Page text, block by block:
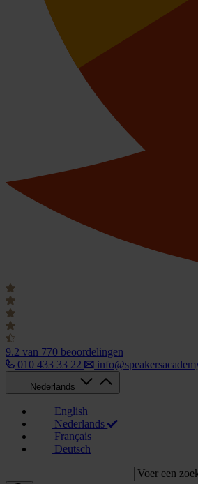
9.2 van 770 beoordelingen
010 433 33 22
Nederlands
English
Nederlands
Français
Deutsch
Voer een